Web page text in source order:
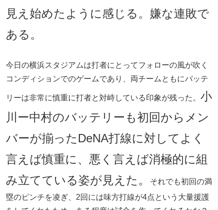
見え始めたように感じる。嫌な連敗で
ある。
今日の横浜スタジアムは打者にとってフォローの風が吹く
コンディションでのゲームであり、両チームともにバッテ
リーは非常に慎重に打者と対峙している印象が残った。 小
川ー中村のバッテリーも初回からメン
バーが揃ったDeNA打線に対してよく
言えば慎重に、悪く言えば消極的に組
み立てている姿が見えた。
それでも初回の満
塁のピンチを凌ぎ、2回には味方打線が4点という大量援護